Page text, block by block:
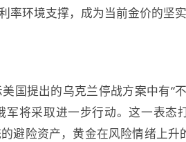
环境支撑，成为当前金价的坚实
国提出的乌克兰停战方案中有“
将采取进一步行动。这一表态
避险资产，黄金在风险情绪上升